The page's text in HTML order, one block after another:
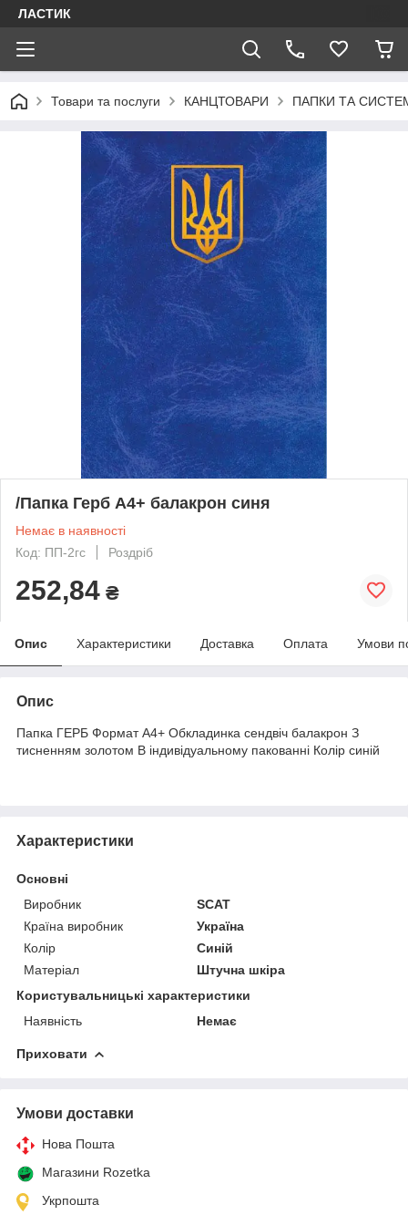
ЛАСТИК
Товари та послуги КАНЦТОВАРИ ПАПКИ ТА
/Папка Герб А4+ балакрон синя
Немає в наявності
Код: ПП-2гс
Роздріб
252,84 ₴
Опис Характеристики Доставка Оплата Умови
Опис
Папка ГЕРБ Формат А4+ Обкладинка сендвіч балакрон З
тисненням золотом В індивідуальному пакованні Колір синій
Характеристики
Основні
Виробник
SCAT
Країна виробник
Україна
Колір
Синій
Матеріал
Штучна шкіра
Користувальницькі характеристики
Наявність
Немає
Приховати
Умови доставки
Нова Пошта
Магазини Rozetka
Укрпошта